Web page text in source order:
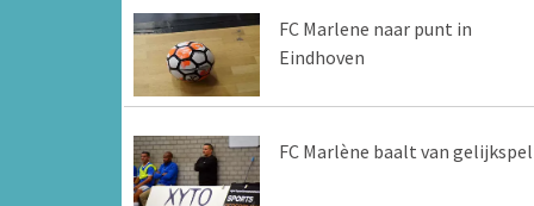
FC Marlene naar punt in
Eindhoven
FC Marlène baalt van gelijkspel